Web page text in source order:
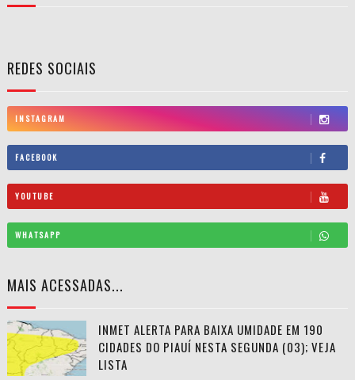
REDES SOCIAIS
INSTAGRAM
FACEBOOK
YOUTUBE
WHATSAPP
MAIS ACESSADAS...
INMET ALERTA PARA BAIXA UMIDADE EM 190
CIDADES DO PIAUÍ NESTA SEGUNDA (03); VEJA
LISTA